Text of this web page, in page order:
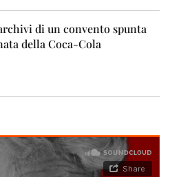
di un convento spunta
della Coca-Cola